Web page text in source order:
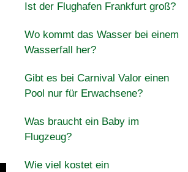
Ist der Flughafen Frankfurt groß?
Wo kommt das Wasser bei einem
Wasserfall her?
Gibt es bei Carnival Valor einen
Pool nur für Erwachsene?
Was braucht ein Baby im
Flugzeug?
Wie viel kostet ein